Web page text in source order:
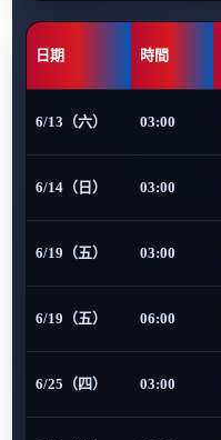
日期 時間
6/13（六） 03:00
6/14（日） 03:00
6/19（五） 03:00
6/19（五） 06:00
6/25（四） 03:00